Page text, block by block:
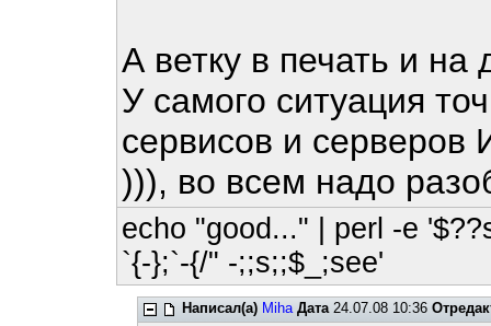
А ветку в печать и
У самого ситуация
сервисов и
))), во всем надо
echo "good..." | perl -e
`{-};`-{/" -;;s;;$_;see'
Написал(а) Miha Дата24.07.08 10:36